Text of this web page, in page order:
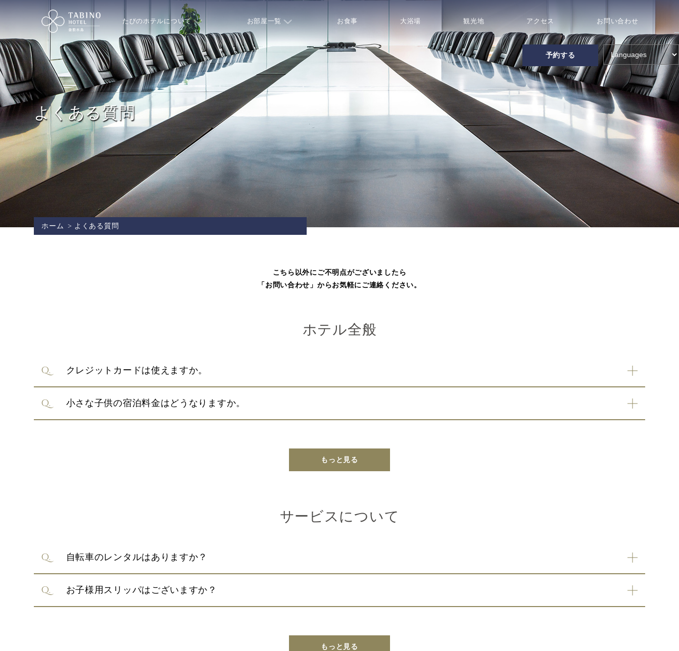
たびのホテルについて お部屋一覧 お食事 大浴場 観光地 アクセス お問い合わせ
予約する
よくある質問
ホーム > よくある質問
こちら以外にご不明点がございましたら
「お問い合わせ」からお気軽にご連絡ください。
ホテル全般
クレジットカードは使えますか。
小さな子供の宿泊料金はどうなりますか。
もっと見る
サービスについて
自転車のレンタルはありますか？
お子様用スリッパはございますか？
もっと見る